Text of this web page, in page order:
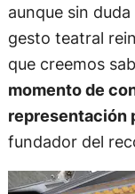
aunque sin
gesto teatral
que creemos
momento de
representación
fundador del